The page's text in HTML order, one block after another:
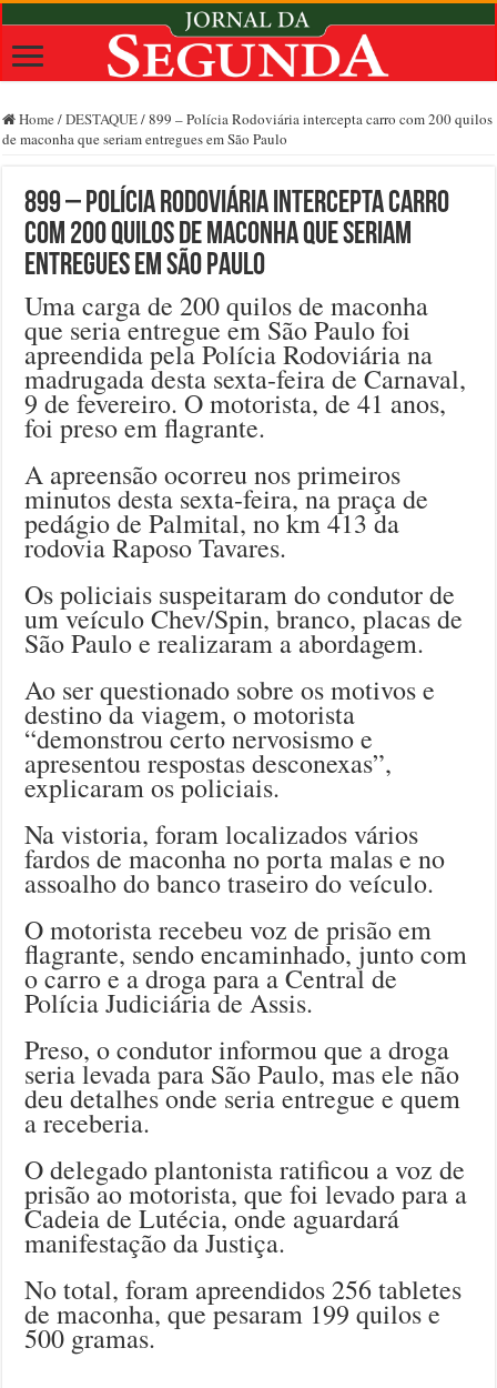
Home /DESTAQUE/899 – Polícia Rodoviária intercepta carro com 200 quilos
de maconha que seriam entregues em São Paulo
899 – Polícia Rodoviária intercepta carro
com 200 quilos de maconha que seriam
entregues em São Paulo
Uma carga de 200 quilos de maconha
que seria entregue em São Paulo foi
apreendida pela Polícia Rodoviária na
madrugada desta sexta-feira de Carnaval,
9 de fevereiro. O motorista, de 41 anos,
foi preso em flagrante.
A apreensão ocorreu nos primeiros
minutos desta sexta-feira, na praça de
pedágio de Palmital, no km 413 da
rodovia Raposo Tavares.
Os policiais suspeitaram do condutor de
um veículo Chev/Spin, branco, placas de
São Paulo e realizaram a abordagem.
Ao ser questionado sobre os motivos e
destino da viagem, o motorista
“demonstrou certo nervosismo e
apresentou respostas desconexas”,
explicaram os policiais.
Na vistoria, foram localizados vários
fardos de maconha no porta malas e no
assoalho do banco traseiro do veículo.
O motorista recebeu voz de prisão em
flagrante, sendo encaminhado, junto com
o carro e a droga para a Central de
Polícia Judiciária de Assis.
Preso, o condutor informou que a droga
seria levada para São Paulo, mas ele não
deu detalhes onde seria entregue e quem
a receberia.
O delegado plantonista ratificou a voz de
prisão ao motorista, que foi levado para a
Cadeia de Lutécia, onde aguardará
manifestação da Justiça.
No total, foram apreendidos 256 tabletes
de maconha, que pesaram 199 quilos e
500 gramas.